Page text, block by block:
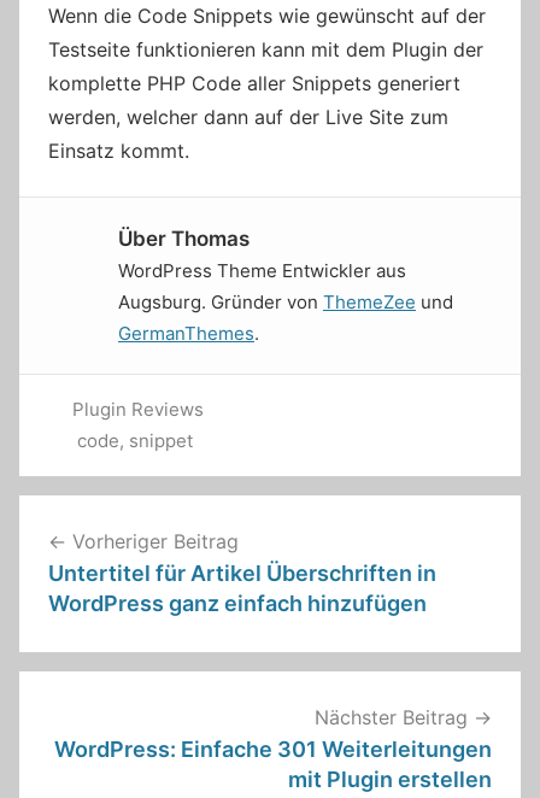
Wenn die Code Snippets wie gewünscht auf der
Testseite funktionieren kann mit dem Plugin der
komplette PHP Code aller Snippets generiert
werden, welcher dann auf der Live Site zum
Einsatz kommt.
Über Thomas
WordPress Theme Entwickler aus
Augsburg. Gründer von ThemeZee und
GermanThemes.
Plugin Reviews
code, snippet
Vorheriger Beitrag
Untertitel für Artikel Überschriften in
WordPress ganz einfach hinzufügen
Nächster Beitrag
WordPress: Einfache 301 Weiterleitungen
mit Plugin erstellen